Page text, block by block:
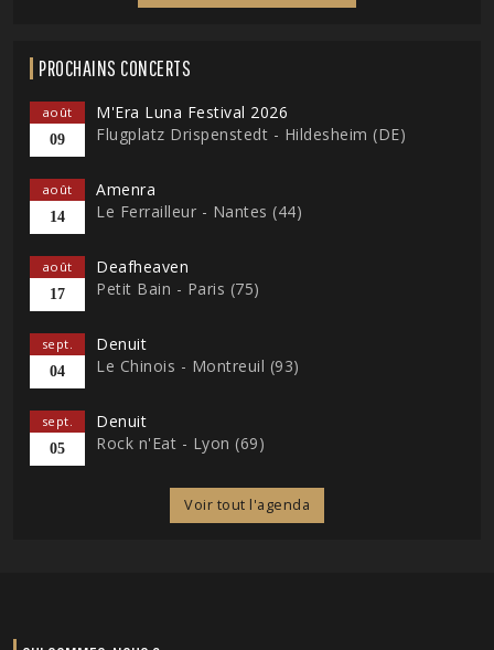
PROCHAINS CONCERTS
août
09
M'Era Luna Festival 2026
Flugplatz Drispenstedt - Hildesheim (DE)
août
14
Amenra
Le Ferrailleur - Nantes (44)
août
17
Deafheaven
Petit Bain - Paris (75)
sept.
04
Denuit
Le Chinois - Montreuil (93)
sept.
05
Denuit
Rock n'Eat - Lyon (69)
Voir tout l'agenda